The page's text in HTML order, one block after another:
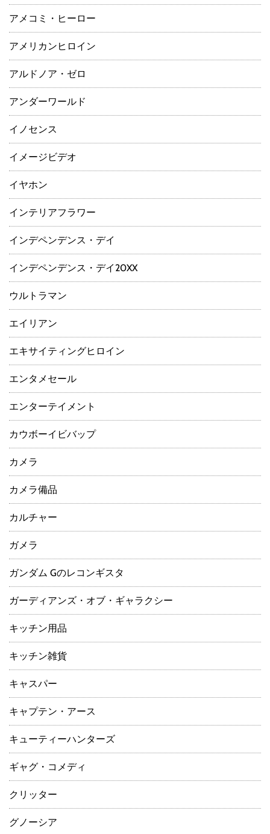
アメコミ・ヒーロー
アメリカンヒロイン
アルドノア・ゼロ
アンダーワールド
イノセンス
イメージビデオ
イヤホン
インテリアフラワー
インデペンデンス・デイ
インデペンデンス・デイ20XX
ウルトラマン
エイリアン
エキサイティングヒロイン
エンタメセール
エンターテイメント
カウボーイビバップ
カメラ
カメラ備品
カルチャー
ガメラ
ガンダム Gのレコンギスタ
ガーディアンズ・オブ・ギャラクシー
キッチン用品
キッチン雑貨
キャスパー
キャプテン・アース
キューティーハンターズ
ギャグ・コメディ
クリッター
グノーシア